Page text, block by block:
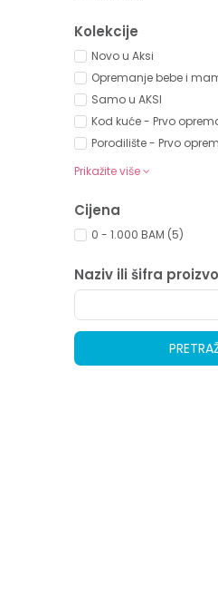
Kolekcije
Novo u Aksi
Opremanje bebe i
Samo u AKSI
Kod kuće - Prvo
Porodilište - Prvo
Prikažite više
Cijena
0 - 1.000 BAM (5)
Naziv ili šifra